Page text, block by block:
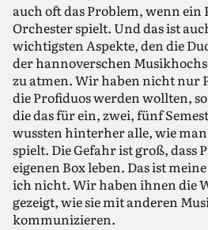
auch oft das Problem, wenn
Orchester spielt. Und das ist
wichtigsten Aspekte, den die
der hannoverschen
zu atmen. Wir haben nicht nur
die Profiduos werden wollten,
die das für ein, zwei, fünf
wussten hinterher alle, wie
spielt. Die Gefahr ist groß, dass
eigenen Box leben. Das ist
ich nicht. Wir haben ihnen die
gezeigt, wie sie mit anderen
kommunizieren.